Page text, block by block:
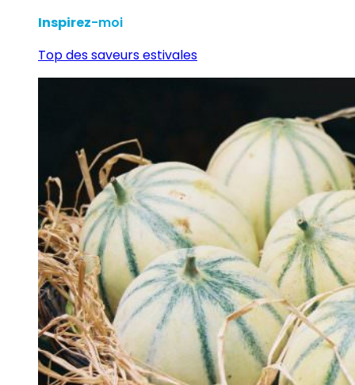
Inspirez-moi
Top des saveurs estivales